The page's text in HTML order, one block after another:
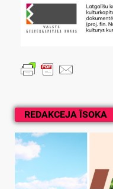
REDAKCEJA ĪSOKA